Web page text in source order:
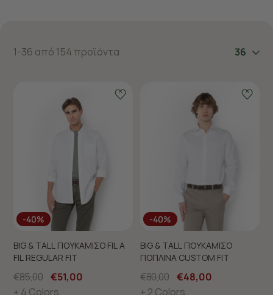
1-36 από 154 προϊόντα 36
-40%
BIG & TALL ΠΟΥΚΑΜΙΣΟ FIL A
FIL REGULAR FIT
€85,00 €51,00
+ 4 Colors
-40%
BIG & TALL ΠΟΥΚΑΜΙΣΟ
ΠΟΠΛΙΝΑ CUSTOM FIT
€80,00 €48,00
+ 2 Colors